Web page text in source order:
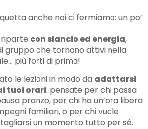
anche noi ci fermiamo: un po’
riparte con slancio ed energia,
gruppo che tornano attivi nella
più forti di prima!
le lezioni in modo da adattarsi
tuoi orari: pensate per chi passa
pranzo, per chi ha un’ora libera
familiari, o per chi vuole
un momento tutto per sé.